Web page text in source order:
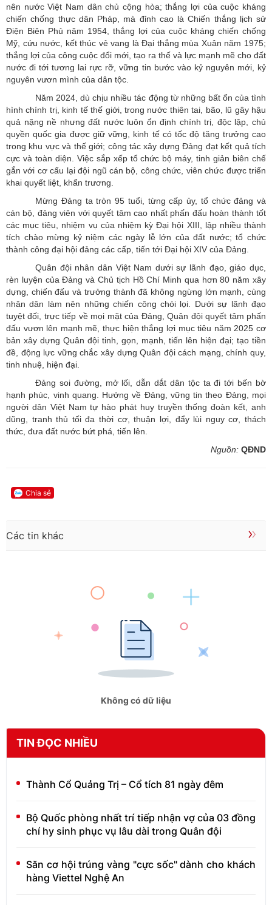
nên nước Việt Nam dân chủ cộng hòa; thắng lợi của cuộc kháng
chiến chống thực dân Pháp, mà đỉnh cao là Chiến thắng lịch sử
Điện Biên Phủ năm 1954, thắng lợi của cuộc kháng chiến chống
Mỹ, cứu nước, kết thúc vẻ vang là Đại thắng mùa Xuân năm 1975;
thắng lợi của công cuộc đổi mới, tạo ra thế và lực mạnh mẽ cho đất
nước đi tới tương lai rực rỡ, vững tin bước vào kỷ nguyên mới, kỷ
nguyên vươn mình của dân tộc.
Năm 2024, dù chịu nhiều tác động từ những bất ổn của tình
hình chính trị, kinh tế thế giới, trong nước thiên tai, bão, lũ gây hậu
quả nặng nề nhưng đất nước luôn ổn định chính trị, độc lập, chủ
quyền quốc gia được giữ vững, kinh tế có tốc độ tăng trưởng cao
trong khu vực và thế giới; công tác xây dựng Đảng đạt kết quả tích
cực và toàn diện. Việc sắp xếp tổ chức bộ máy, tinh giản biên chế
gắn với cơ cấu lại đội ngũ cán bộ, công chức, viên chức được triển
khai quyết liệt, khẩn trương.
Mừng Đảng ta tròn 95 tuổi, từng cấp ủy, tổ chức đảng và
cán bộ, đảng viên với quyết tâm cao nhất phấn đấu hoàn thành tốt
các mục tiêu, nhiệm vụ của nhiệm kỳ Đại hội XIII, lập nhiều thành
tích chào mừng kỷ niệm các ngày lễ lớn của đất nước; tổ chức
thành công đại hội đảng các cấp, tiến tới Đại hội XIV của Đảng.
Quân đội nhân dân Việt Nam dưới sự lãnh đạo, giáo dục,
rèn luyện của Đảng và Chủ tịch Hồ Chí Minh qua hơn 80 năm xây
dựng, chiến đấu và trưởng thành đã không ngừng lớn mạnh, cùng
nhân dân làm nên những chiến công chói lọi. Dưới sự lãnh đạo
tuyệt đối, trực tiếp về mọi mặt của Đảng, Quân đội quyết tâm phấn
đấu vươn lên mạnh mẽ, thực hiện thắng lợi mục tiêu năm 2025 cơ
bản xây dựng Quân đội tinh, gọn, mạnh, tiến lên hiện đại; tạo tiền
đề, động lực vững chắc xây dựng Quân đội cách mạng, chính quy,
tinh nhuệ, hiện đại.
Đảng soi đường, mở lối, dẫn dắt dân tộc ta đi tới bến bờ
hạnh phúc, vinh quang. Hướng về Đảng, vững tin theo Đảng, mọi
người dân Việt Nam tự hào phát huy truyền thống đoàn kết, anh
dũng, tranh thủ tối đa thời cơ, thuận lợi, đẩy lùi nguy cơ, thách
thức, đưa đất nước bứt phá, tiến lên.
Nguồn: QĐND
Chia sẻ
Các tin khác
Không có dữ liệu
TIN ĐỌC NHIỀU
Thành Cổ Quảng Trị – Cổ tích 81 ngày đêm
Bộ Quốc phòng nhất trí tiếp nhận vợ của 03 đồng
chí hy sinh phục vụ lâu dài trong Quân đội
Săn cơ hội trúng vàng "cực sốc" dành cho khách
hàng Viettel Nghệ An